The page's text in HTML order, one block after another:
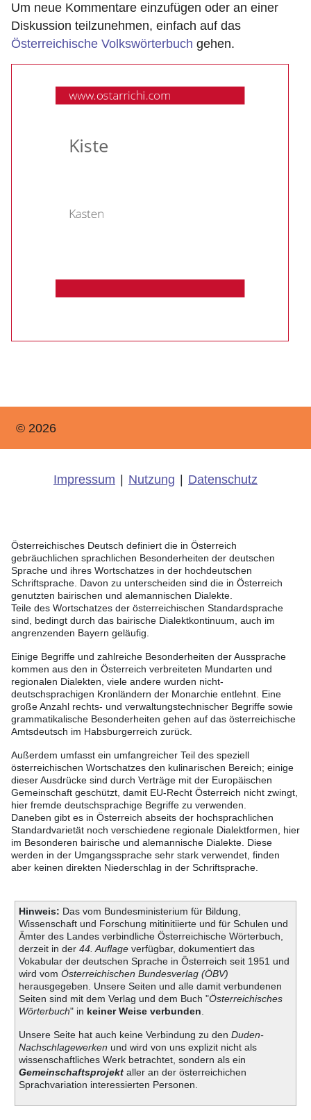
Um neue Kommentare einzufügen oder an einer
Diskussion teilzunehmen, einfach auf das
Österreichische Volkswörterbuch gehen.
© 2026
Impressum Nutzung Datenschutz
Österreichisches Deutsch definiert die in Österreich
gebräuchlichen sprachlichen Besonderheiten der deutschen
Sprache und ihres Wortschatzes in der hochdeutschen
Schriftsprache. Davon zu unterscheiden sind die in Österreich
genutzten bairischen und alemannischen Dialekte.
Teile des Wortschatzes der österreichischen Standardsprache
sind, bedingt durch das bairische Dialektkontinuum, auch im
angrenzenden Bayern geläufig.
Einige Begriffe und zahlreiche Besonderheiten der Aussprache
kommen aus den in Österreich verbreiteten Mundarten und
regionalen Dialekten, viele andere wurden nicht-
deutschsprachigen Kronländern der Monarchie entlehnt. Eine
große Anzahl rechts- und verwaltungstechnischer Begriffe sowie
grammatikalische Besonderheiten gehen auf das österreichische
Amtsdeutsch im Habsburgerreich zurück.
Außerdem umfasst ein umfangreicher Teil des speziell
österreichischen Wortschatzes den kulinarischen Bereich; einige
dieser Ausdrücke sind durch Verträge mit der Europäischen
Gemeinschaft geschützt, damit EU-Recht Österreich nicht zwingt,
hier fremde deutschsprachige Begriffe zu verwenden.
Daneben gibt es in Österreich abseits der hochsprachlichen
Standardvarietät noch verschiedene regionale Dialektformen, hier
im Besonderen bairische und alemannische Dialekte. Diese
werden in der Umgangssprache sehr stark verwendet, finden
aber keinen direkten Niederschlag in der Schriftsprache.
Hinweis: Das vom Bundesministerium für Bildung,
Wissenschaft und Forschung mitinitiierte und für Schulen und
Ämter des Landes verbindliche Österreichische Wörterbuch,
derzeit in der 44. Auflageverfügbar, dokumentiert das
Vokabular der deutschen Sprache in Österreich seit 1951 und
wird vom Österreichischen Bundesverlag (ÖBV)
herausgegeben. Unsere Seiten und alle damit verbundenen
Seiten sind mit dem Verlag und dem Buch "Österreichisches
Wörterbuch" in keiner Weise verbunden
Unsere Seite hat auch keine Verbindung zu den Duden-
Nachschlagewerken und wird von uns explizit nicht als
wissenschaftliches Werk betrachtet, sondern als ein
Gemeinschaftsprojektaller an der österreichichen
Sprachvariation interessierten Personen.